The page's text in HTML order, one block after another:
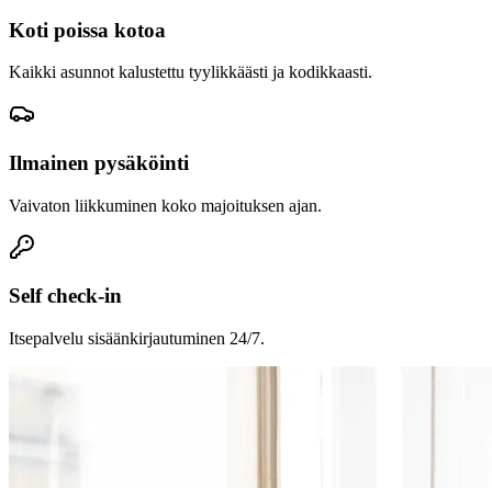
Koti poissa kotoa
Kaikki asunnot kalustettu tyylikkäästi ja kodikkaasti.
Ilmainen pysäköinti
Vaivaton liikkuminen koko majoituksen ajan.
Self check-in
Itsepalvelu sisäänkirjautuminen 24/7.